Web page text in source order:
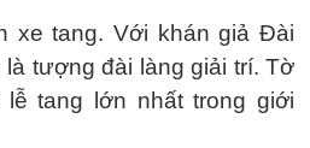
xe tang. Với khán giả Đài
tượng đài làng giải trí. Tờ
tang lớn nhất trong giới